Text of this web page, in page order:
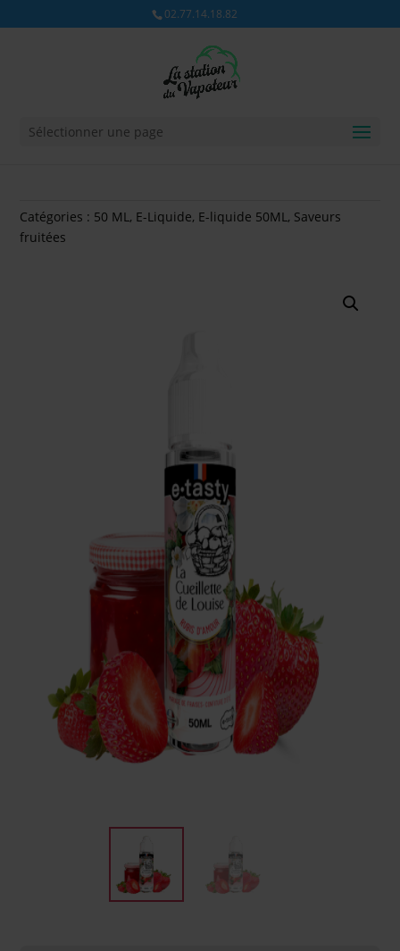
02.77.14.18.82
Sélectionner une page
Catégories : 50 ML, E-Liquide, E-liquide 50ML, Saveurs
fruitées